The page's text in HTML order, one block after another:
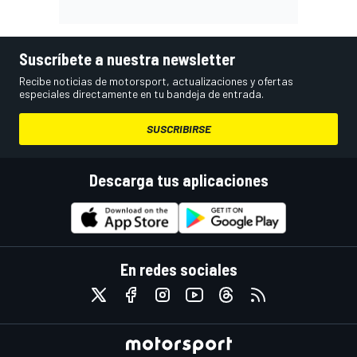
Suscríbete a nuestra newsletter
Recibe noticias de motorsport, actualizaciones y ofertas
especiales directamente en tu bandeja de entrada.
SUSCRIBIRSE
Descarga tus aplicaciones
En redes sociales